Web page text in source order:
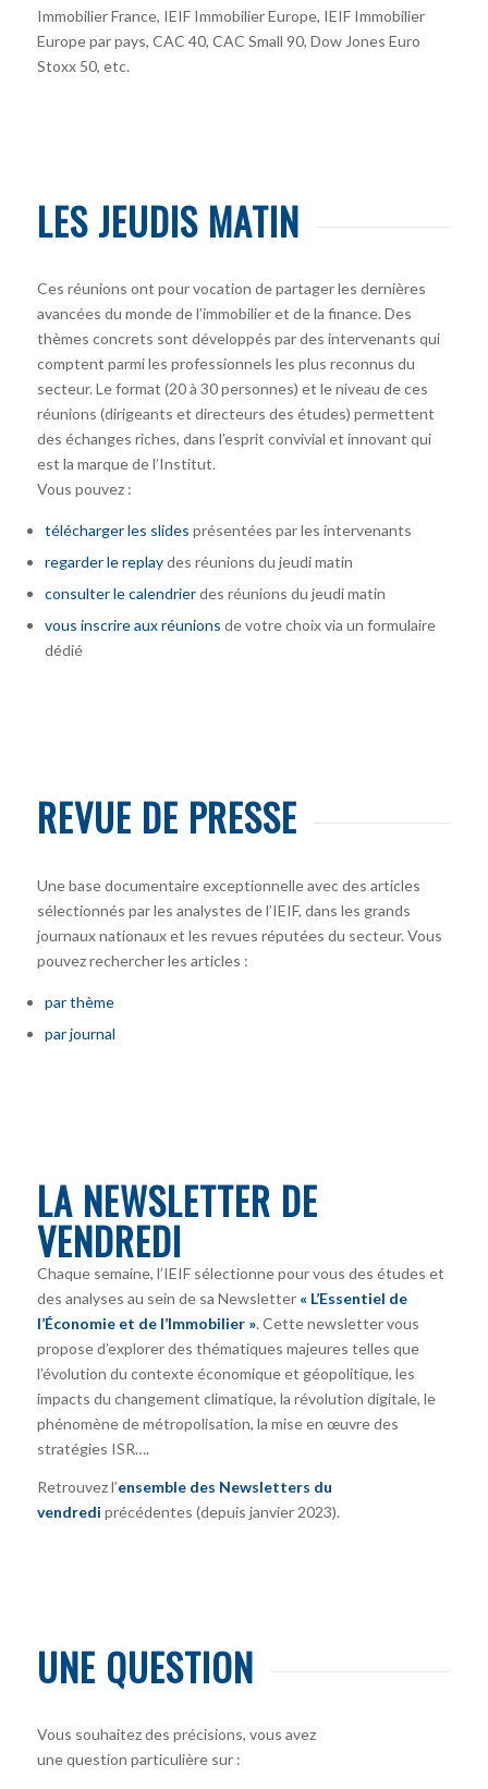
Immobilier France, IEIF Immobilier Europe, IEIF Immobilier
Europe par pays, CAC 40, CAC Small 90, Dow Jones Euro
Stoxx 50, etc.
LES JEUDIS MATIN
Ces réunions ont pour vocation de partager les dernières
avancées du monde de l’immobilier et de la finance. Des
thèmes concrets sont développés par des intervenants qui
comptent parmi les professionnels les plus reconnus du
secteur. Le format (20 à 30 personnes) et le niveau de ces
réunions (dirigeants et directeurs des études) permettent
des échanges riches, dans l’esprit convivial et innovant qui
est la marque de l’Institut.
Vous pouvez :
télécharger les slides présentées par les intervenants
regarder le replaydes réunions du jeudi matin
consulter le calendrierdes réunions du jeudi matin
vous inscrire aux réunions de votre choix via un formulaire
dédié
REVUE DE PRESSE
Une base documentaire exceptionnelle avec des articles
sélectionnés par les analystes de l’IEIF, dans les grands
journaux nationaux et les revues réputées du secteur. Vous
pouvez rechercher les articles :
par thème
par journal
LA NEWSLETTER DE
VENDREDI
Chaque semaine, l’IEIF sélectionne pour vous des études et
des analyses au sein de sa Newsletter « L’Essentiel de
l’Économie et de l’Immobilier ». Cette newsletter vous
propose d’explorer des thématiques majeures telles que
l’évolution du contexte économique et géopolitique, les
impacts du changement climatique, la révolution digitale, le
phénomène de métropolisation, la mise en œuvre des
stratégies ISR….
Retrouvez l’ensemble des Newsletters du
vendredi précédentes (depuis janvier 2023).
UNE QUESTION
Vous souhaitez des précisions, vous avez
une question particulière sur :